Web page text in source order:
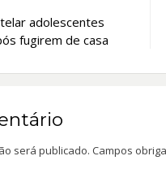
adolescentes
fugirem de casa
será publicado. Campos